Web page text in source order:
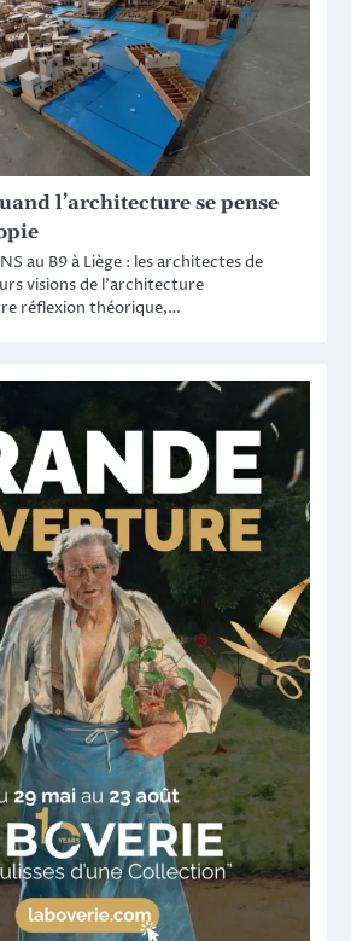
l’architecture se pense
au B9 à Liège : les architectes de
visions de l’architecture
réflexion théorique,…